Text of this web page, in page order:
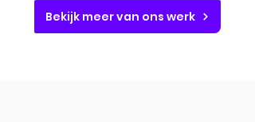
Bekijk meer van ons werk